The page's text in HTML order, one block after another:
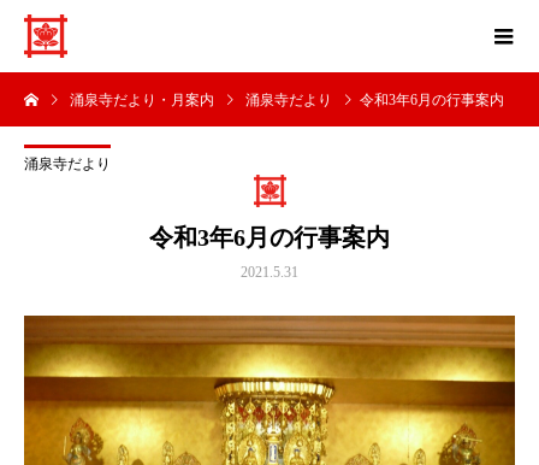
涌泉寺だより・月案内 涌泉寺だより 令和3年6月の行事案内
涌泉寺だより
令和3年6月の行事案内
2021.5.31